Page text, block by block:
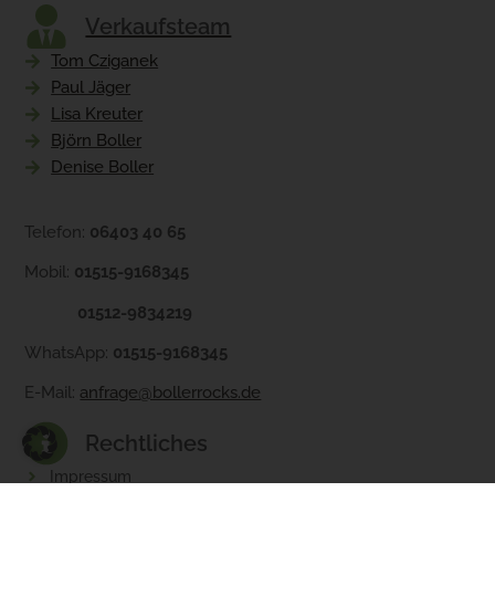
Verkaufsteam
Tom Cziganek
Paul Jäger
Lisa Kreuter
Björn Boller
Denise Boller
Telefon: 06403 40 65
Mobil: 01515-9168345
01512-9834219
WhatsApp: 01515-9168345
E-Mail: anfrage@bollerrocks.de
Rechtliches
Impressum